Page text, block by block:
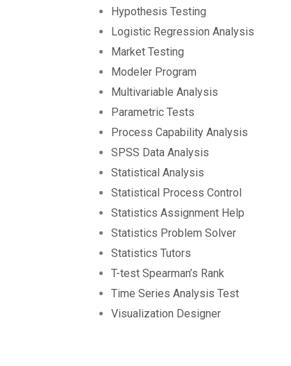
Hypothesis Testing
Logistic Regression Analysis
Market Testing
Modeler Program
Multivariable Analysis
Parametric Tests
Process Capability Analysis
SPSS Data Analysis
Statistical Analysis
Statistical Process Control
Statistics Assignment Help
Statistics Problem Solver
Statistics Tutors
T-test Spearman’s Rank
Time Series Analysis Test
Visualization Designer